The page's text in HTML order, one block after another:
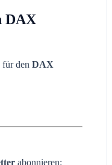
DAX
für den DAX
abonnieren: